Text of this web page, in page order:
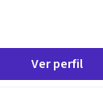
Ver perfil